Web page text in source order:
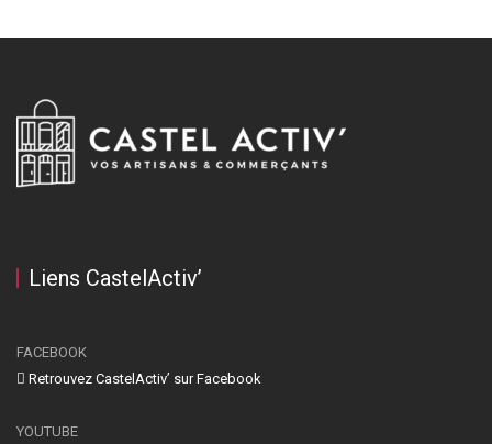
Liens CastelActiv’
FACEBOOK
Retrouvez CastelActiv’ sur Facebook
YOUTUBE